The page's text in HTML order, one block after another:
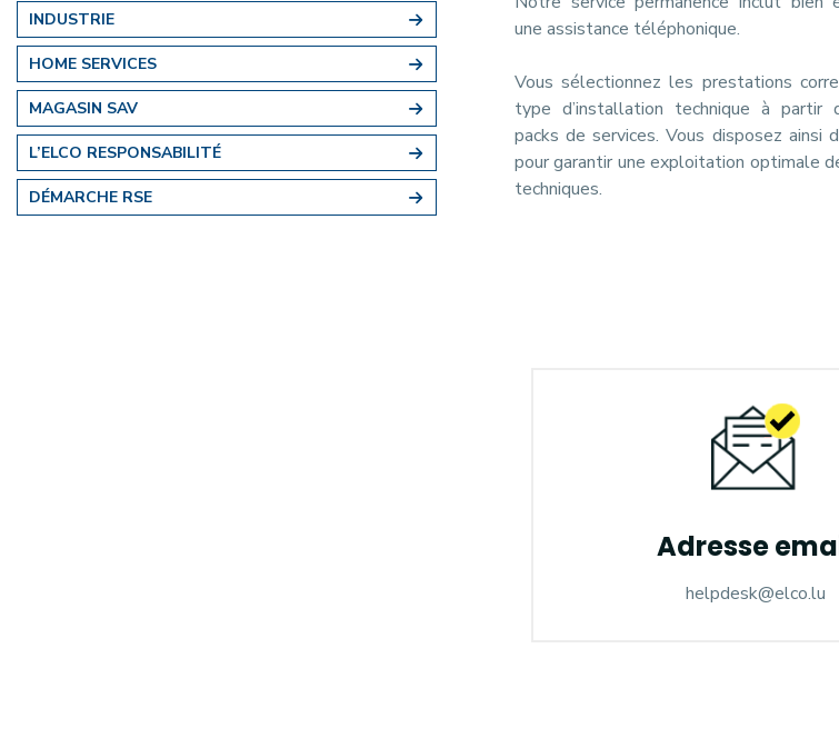
INDUSTRIE
HOME SERVICES
MAGASIN SAV
L’ELCO RESPONSABILITÉ
DÉMARCHE RSE
une assistance téléphonique.
Vous sélectionnez les prestations
type d’installation technique à partir
packs de services. Vous disposez ainsi
pour garantir une exploitation optimale
techniques.
Adresse
helpdesk@elco.lu